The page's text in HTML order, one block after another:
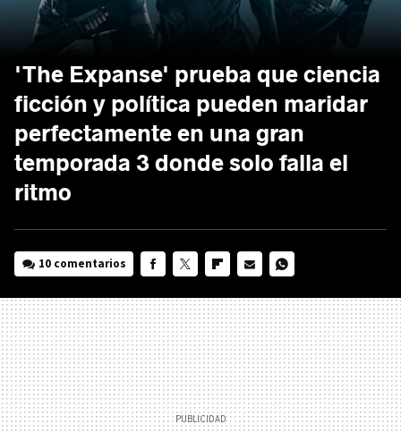
'The Expanse' prueba que ciencia
ficción y política pueden maridar
perfectamente en una gran
temporada 3 donde solo falla el
ritmo
10 comentarios
MAIL